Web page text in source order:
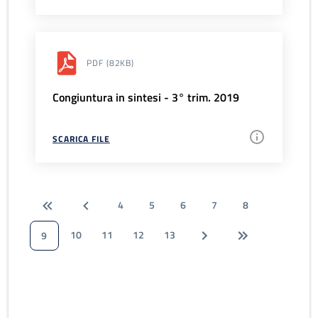
PDF (82KB)
Congiuntura in sintesi - 3° trim. 2019
SCARICA FILE
4 5 6 7
8
9
10 11 12 13